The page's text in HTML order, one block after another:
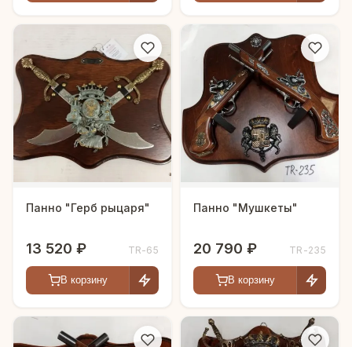
Панно "Герб рыцаря"
13 520 ₽ TR-65
В корзину
Панно "Мушкеты"
20 790 ₽ TR-235
В корзину